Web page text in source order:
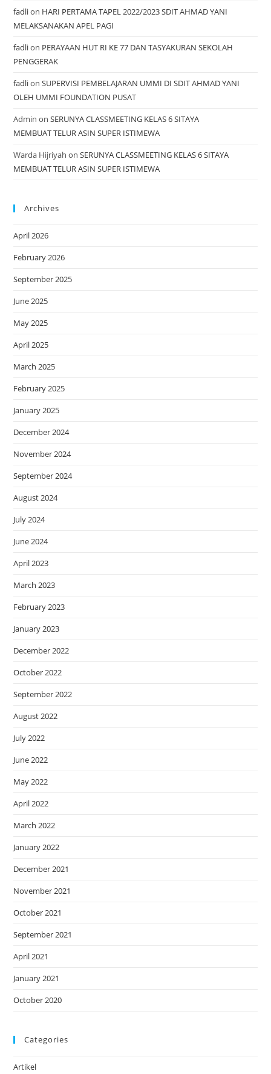
fadlion HARI PERTAMA TAPEL 2022/2023 SDIT AHMAD YANI
MELAKSANAKAN APEL PAGI
fadlion PERAYAAN HUT RI KE 77 DAN TASYAKURAN SEKOLAH
PENGGERAK
fadlionSUPERVISI PEMBELAJARAN UMMI DI SDIT AHMAD YANI
OLEH UMMI FOUNDATION PUSAT
Admin onSERUNYA CLASSMEETING KELAS 6 SITAYA
MEMBUAT TELUR ASIN SUPER ISTIMEWA
Warda Hijriyah onSERUNYA CLASSMEETING KELAS 6 SITAYA
MEMBUAT TELUR ASIN SUPER ISTIMEWA
Archives
April 2026
February 2026
September 2025
June 2025
May 2025
April 2025
March 2025
February 2025
January 2025
December 2024
November 2024
September 2024
August 2024
July 2024
June 2024
April 2023
March 2023
February 2023
January 2023
December 2022
October 2022
September 2022
August 2022
July 2022
June 2022
May 2022
April 2022
March 2022
January 2022
December 2021
November 2021
October 2021
September 2021
April 2021
January 2021
October 2020
Categories
Artikel